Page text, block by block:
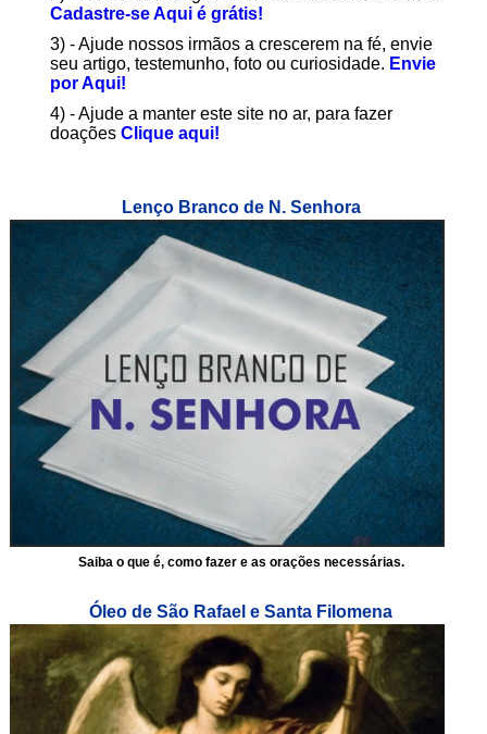
Cadastre-se Aqui é grátis!
3) - Ajude nossos irmãos a crescerem na fé, envie
seu artigo, testemunho, foto ou curiosidade. Envie
por Aqui!
4) - Ajude a manter este site no ar, para fazer
doações Clique aqui!
Lenço Branco de N. Senhora
Saiba o que é, como fazer e as orações necessárias.
Óleo de São Rafael e Santa Filomena